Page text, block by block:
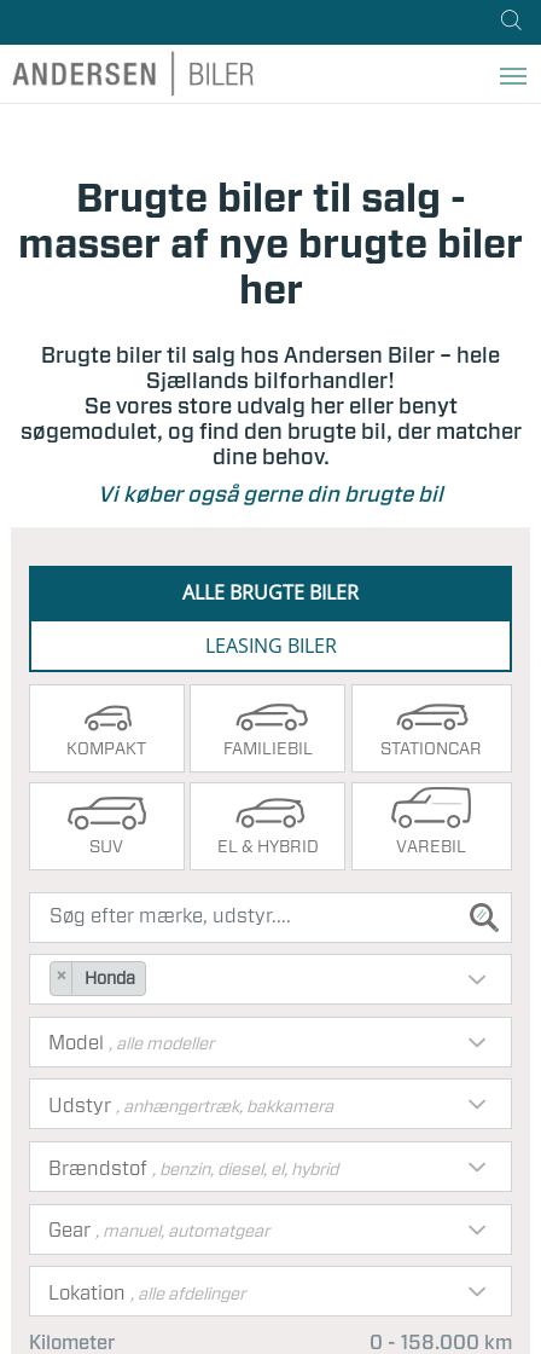
Brugte biler til salg -
masser af nye brugte biler
her
Brugte biler til salg hos Andersen Biler – hele
Sjællands bilforhandler!
Se vores store udvalg her eller benyt
søgemodulet, og find den brugte bil, der matcher
dine behov.
Vi køber også gerne din brugte bil
ALLE BRUGTE BILER
LEASING BILER
KOMPAKT FAMILIEBIL STATIONCAR
SUV EL & HYBRID VAREBIL
Kilometer 0 - 158.000 km
× Honda
Model , alle modeller
Brændstof , benzin, diesel, el, hybrid
Gear , manuel, automatgear
Udstyr , anhængertræk, bakkamera
Lokation , alle afdelinger